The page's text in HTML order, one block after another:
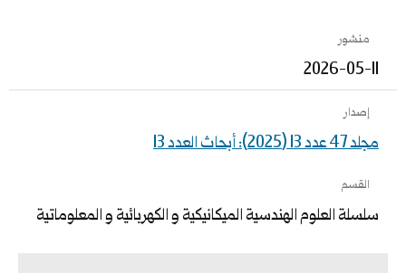
منشور
2026-05-11
إصدار
مجلد 47 عدد 13 (2025): أبحاث العدد 13
القسم
سلسلة العلوم الهندسية الميكانيكية و الكهربائية و المعلوماتية